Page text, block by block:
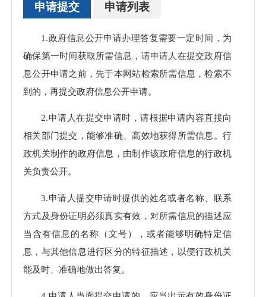
申请提交 申请列表
1.政府信息公开申请办理答复需要一定时间，为
确保第一时间获取所需信息，请申请人在提交政府信
息公开申请之前，先于本网站检索所需信息，检索不
到的，再提交政府信息公开申请。
2.申请人在提交申请时，请根据申请内容直接向
相关部门提交，能够准确、高效地获得所需信息。行
政机关制作的政府信息，由制作该政府信息的行政机
关负责公开。
3.申请人提交申请时提供的姓名或者名称、联系
方式及身份证明必须真实有效，对所需信息的描述应
当含有信息的名称（文号），或者能够明确特定信
息，与其他信息进行区分的特征描述，以便行政机关
能及时、准确地做出答复。